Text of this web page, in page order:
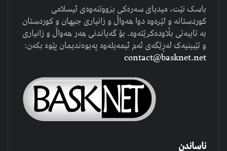
باسک نێت، میدیای سەرەکی بزووتنەوەی ئیسلامی
کوردستانە و لێرەوە دوا هەواڵ و زانیاری جیهان و کوردستان
بە تایبەتی بڵاودەکرێتەوە. بۆ گەیاندنی هەر هەواڵ و زانیاری
و تێبینیەک لەڕێگەی ئەم ئیمەیلەوە پەیوەندیمان پێوە بکەن:
contact@basknet.net
ناساندن